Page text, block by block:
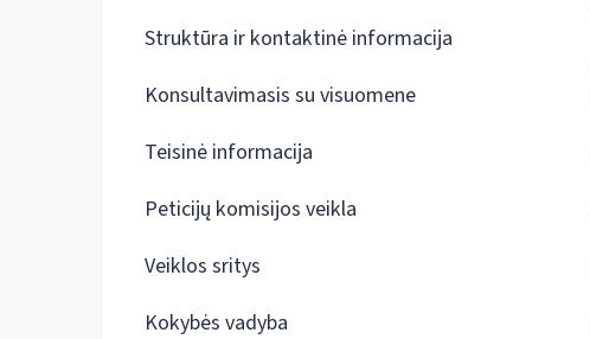
Struktūra ir kontaktinė informacija
Konsultavimasis su visuomene
Teisinė informacija
Peticijų komisijos veikla
Veiklos sritys
Kokybės vadyba